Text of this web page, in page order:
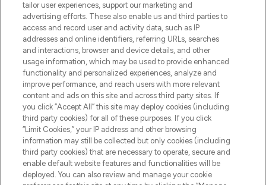
Bądź pierwszą osobą, która dowie się o
najnowszych produktach, od niszowych i
uznanych marek, sezonowych trendach i
otrzyma ekskluzywne artykuły redakcyjne
z Sunday Supplement.
Zgoda na pliki cookie
Do Not Sell or Share My Personal
Information
POMOC & INFORMACJE
WAŻNE INFORMACJE
tailor user experiences, support our marketing and
advertising efforts. These also enable us and third parties to
access and record user and activity data, such as IP
addresses and online identifiers, referring URLs, searches
and interactions, browser and device details, and other
usage information, which may be used to provide enhanced
functionality and personalized experiences, analyze and
improve performance, and reach users with more relevant
content and ads on this site and across third party sites. If
you click “Accept All” this site may deploy cookies (including
third party cookies) for all of these purposes. If you click
“Limit Cookies,” your IP address and other browsing
information may still be collected but only cookies (including
third party cookies) that are necessary to operate, secure and
enable default website features and functionalities will be
deployed. You can also review and manage your cookie